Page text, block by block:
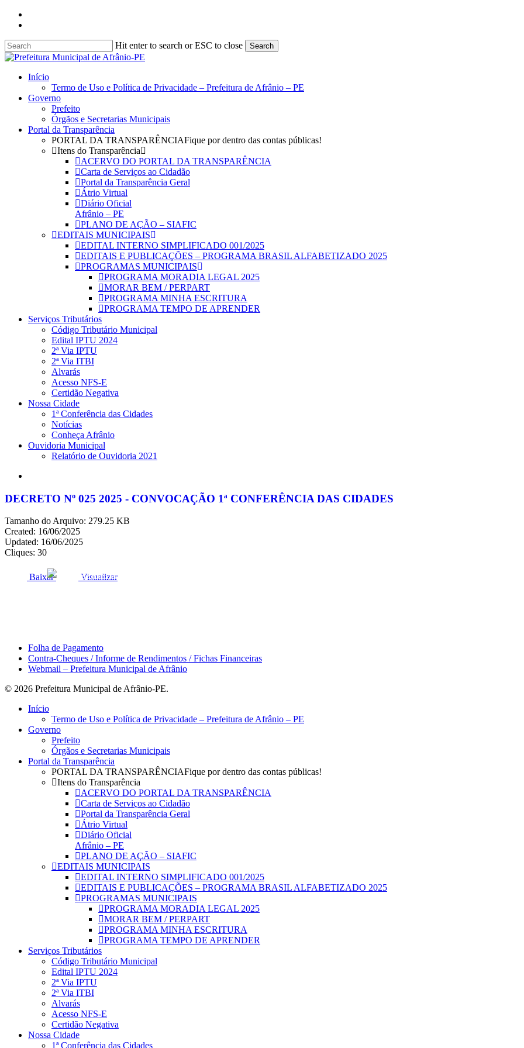
Skip
content
ACESSO À INFORMAÇÃO
Hit enter to search or ESC to close Search
Close
search
Menu
Início
Termo de Uso e Política de Privacidade – Prefeitura de Afrânio – PE
Governo
Prefeito
Órgãos e Secretarias Municipais
Portal da Transparência
PORTAL DA TRANSPARÊNCIAFique por dentro das contas públicas!
Itens do Transparência
ACERVO DO PORTAL DA TRANSPARÊNCIA
Carta de Serviços ao Cidadão
Portal da Transparência Geral
Átrio Virtual
Diário Oficial
Afrânio – PE
PLANO DE AÇÃO – SIAFIC
EDITAIS MUNICIPAIS
EDITAL INTERNO SIMPLIFICADO 001/2025
EDITAIS E PUBLICAÇÕES – PROGRAMA BRASIL ALFABETIZADO 2025
PROGRAMAS MUNICIPAIS
PROGRAMA MORADIA LEGAL 2025
MORAR BEM / PERPART
PROGRAMA MINHA ESCRITURA
PROGRAMA TEMPO DE APRENDER
Serviços Tributários
Código Tributário Municipal
Edital IPTU 2024
2ª Via IPTU
2ª Via ITBI
Alvarás
Acesso NFS-E
Certidão Negativa
Nossa Cidade
1ª Conferência das Cidades
Notícias
Conheça Afrânio
Ouvidoria Municipal
Relatório de Ouvidoria 2021
DECRETO Nº 025 2025 - CONVOCAÇÃO 1ª CONFERÊNCIA DAS CIDADES
Tamanho do Arquivo: 279.25 KB
Created: 16/06/2025
Updated: 16/06/2025
Cliques: 30
Baixar Visualizar
Folha de Pagamento
Contra-Cheques / Informe de Rendimentos / Fichas Financeiras
Webmail – Prefeitura Municipal de Afrânio
© 2026 Prefeitura Municipal de Afrânio-PE.
Close
Início
Termo de Uso e Política de Privacidade – Prefeitura de Afrânio – PE
Governo
Prefeito
Órgãos e Secretarias Municipais
Portal da Transparência
PORTAL DA TRANSPARÊNCIAFique por dentro das contas públicas!
Itens do Transparência
ACERVO DO PORTAL DA TRANSPARÊNCIA
Carta de Serviços ao Cidadão
Portal da Transparência Geral
Átrio Virtual
Diário Oficial
Afrânio – PE
PLANO DE AÇÃO – SIAFIC
EDITAIS MUNICIPAIS
EDITAL INTERNO SIMPLIFICADO 001/2025
EDITAIS E PUBLICAÇÕES – PROGRAMA BRASIL ALFABETIZADO 2025
PROGRAMAS MUNICIPAIS
PROGRAMA MORADIA LEGAL 2025
MORAR BEM / PERPART
PROGRAMA MINHA ESCRITURA
PROGRAMA TEMPO DE APRENDER
Serviços Tributários
Código Tributário Municipal
Edital IPTU 2024
2ª Via IPTU
2ª Via ITBI
Alvarás
Acesso NFS-E
Certidão Negativa
Nossa Cidade
1ª Conferência das Cidades